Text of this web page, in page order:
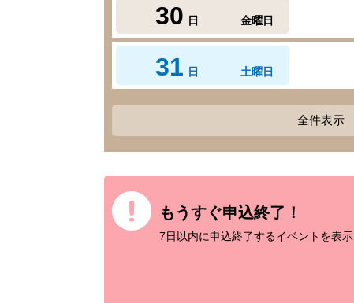
30 日 金曜日
31 日 土曜日
全件表示
もうすぐ申込終了！
7日以内に申込終了するイベントを表示